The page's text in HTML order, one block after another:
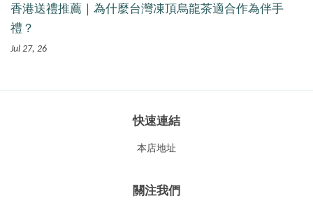
香港送禮推薦｜為什麼台灣凍頂烏龍茶適合作為伴手
禮？
Jul 27, 26
快速連結
本店地址
關注我們